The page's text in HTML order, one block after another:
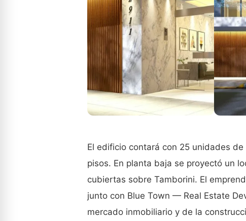
El edificio contará con 25 unidades
pisos. En planta baja se proyectó un
cubiertas sobre Tamborini. El
junto con Blue Town — Real Estate
mercado inmobiliario y de la